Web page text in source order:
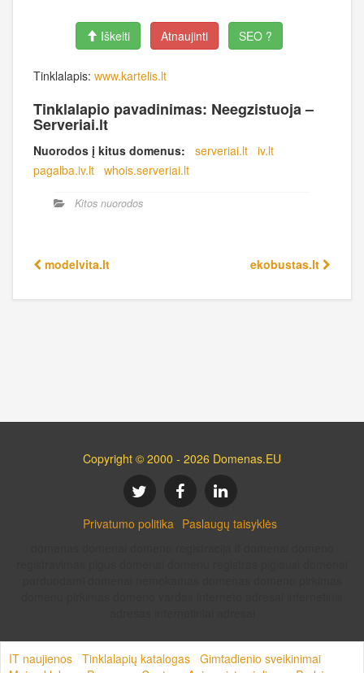
Iškelti Atnaujinti SEO ?
Tinklalapis: www.kartelis.lt
Tinklalapio pavadinimas: Neegzistuoja –
Serveriai.lt
Nuorodos į kitus domenus: serveriai.lt iv.lt
pagalba.iv.lt whois.serveriai.lt
Kitos nuorodos
modelvita.lt ekobustas.lt
Copyright © 2000 - 2026 Domenas.EU
Privatumo politika Paslaugų taisyklės
IT naujienos Tinklalapių katalogas Gimtadienio sveikinimai